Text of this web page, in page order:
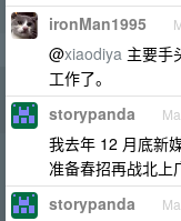
ironMan1995
@xiaodiya 主要手
工作了。
storypanda
我去年 12 月底新
准备春招再战北上
storypanda